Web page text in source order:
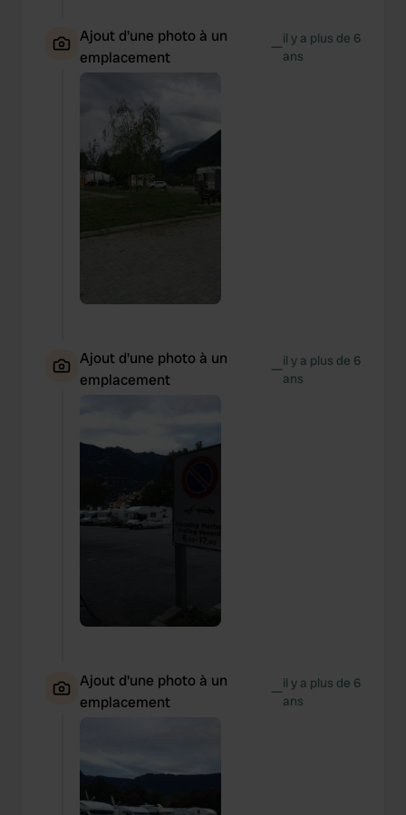
Ajout d'une photo à un
emplacement
—il y a plus de 6
ans
Ajout d'une photo à un
emplacement
—il y a plus de 6
ans
Ajout d'une photo à un
emplacement
—il y a plus de 6
ans